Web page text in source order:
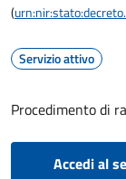
(
Servizio attivo
Procedimento di
Accedi al